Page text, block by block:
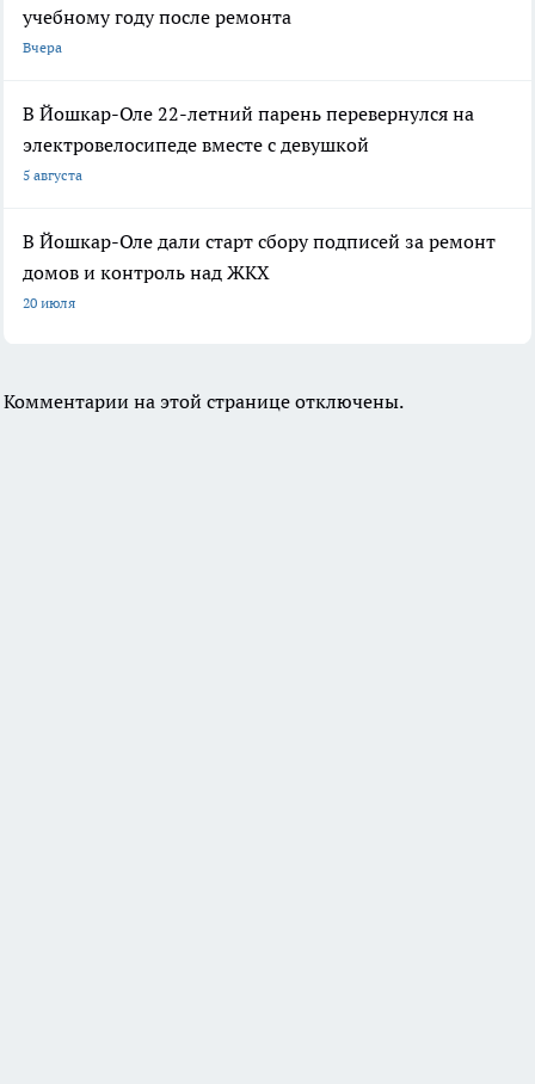
учебному году после ремонта
Вчера
В Йошкар-Оле 22-летний парень перевернулся на
электровелосипеде вместе с девушкой
5 августа
В Йошкар-Оле дали старт сбору подписей за ремонт
домов и контроль над ЖКХ
20 июля
Комментарии на этой странице отключены.